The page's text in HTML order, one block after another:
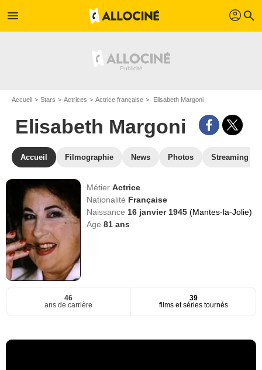
menu profil search
Accueil Stars Actrices Actrice française Elisabeth Margoni
Elisabeth Margoni
Accueil Filmographie News Photos Streaming
MétierActrice
Nationalité Française
Naissance 16 janvier 1945(Mantes-la-Jolie)
Age81 ans
46
ans de carrière
39
films et séries tournés